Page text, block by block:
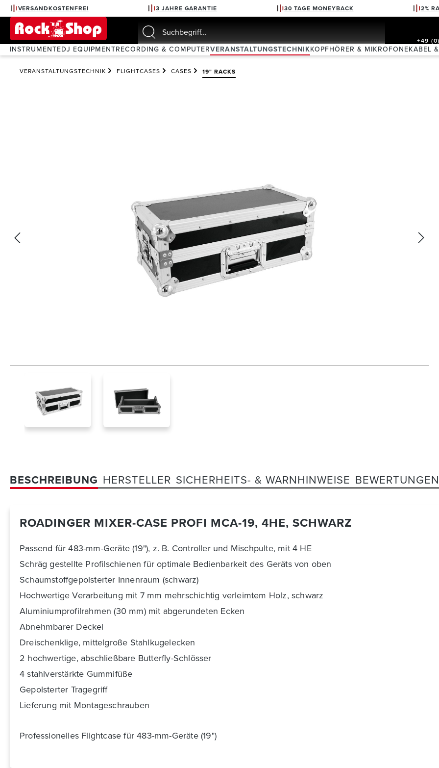
Zur Hauptnavigation springen
VERSANDKOSTENFREI 3 JAHRE GARANTIE 30 TAGE MONEYBACK 2%
+49
INSTRUMENTEDJ EQUIPMENTRECORDING & COMPUTERVERANSTALTUNGSTECHNIKKOPFHÖRER & MIKROFONEKABEL
VERANSTALTUNGSTECHNIK FLIGHTCASES CASES 19" RACKS
BESCHREIBUNG HERSTELLER SICHERHEITS- & WARNHINWEISE BEWERTUNGEN
ROADINGER MIXER-CASE PROFI MCA-19, 4HE, SCHWARZ
Passend für 483-mm-Geräte (19"), z. B. Controller und Mischpulte, mit 4 HE
Schräg gestellte Profilschienen für optimale Bedienbarkeit des Geräts von oben
Schaumstoffgepolsterter Innenraum (schwarz)
Hochwertige Verarbeitung mit 7 mm mehrschichtig verleimtem Holz, schwarz
Aluminiumprofilrahmen (30 mm) mit abgerundeten Ecken
Abnehmbarer Deckel
Dreischenklige, mittelgroße Stahlkugelecken
2 hochwertige, abschließbare Butterfly-Schlösser
4 stahlverstärkte Gummifüße
Gepolsterter Tragegriff
Lieferung mit Montageschrauben
Professionelles Flightcase für 483-mm-Geräte (19")